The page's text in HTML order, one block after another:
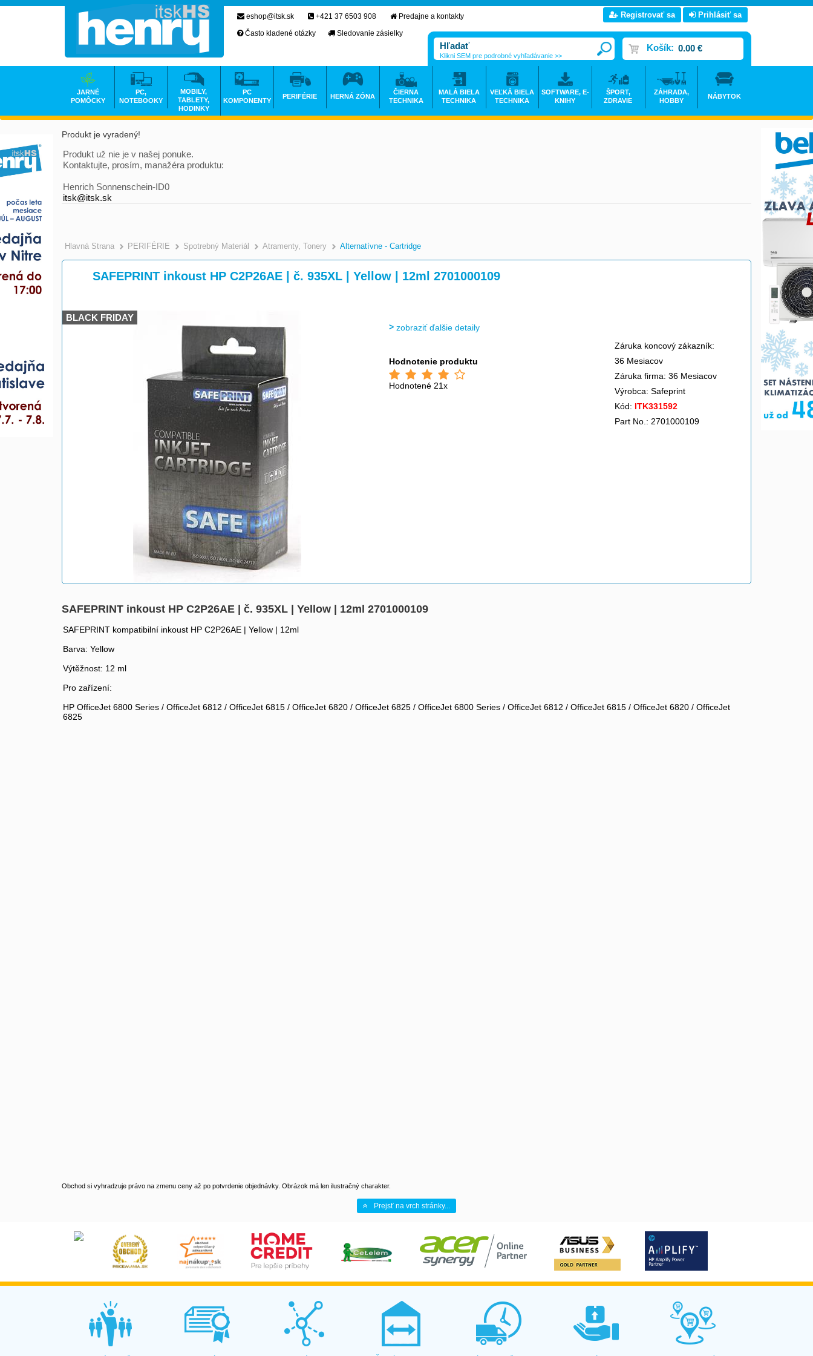
Produkt je vyradený!
Produkt už nie je v našej ponuke.
Kontaktujte, prosím, manažéra produktu:
Henrich Sonnenschein-ID0
itsk@itsk.sk
Hlavná Strana >
PERIFÉRIE >
Spotrebný Materiál >
Atramenty, Tonery >
Alternatívne - Cartridge
SAFEPRINT inkoust HP C2P26AE | č. 935XL | Yellow | 12ml 2701000109
BLACK FRIDAY
zobraziť ďalšie detaily
Hodnotenie produktu
Hodnotené 21x
Záruka koncový zákazník:
36 Mesiacov
Záruka firma: 36 Mesiacov
Výrobca: Safeprint
Kód: ITK331592
Part No.: 2701000109
SAFEPRINT inkoust HP C2P26AE | č. 935XL | Yellow | 12ml 2701000109
SAFEPRINT kompatibilní inkoust HP C2P26AE | Yellow | 12ml
Barva: Yellow
Výtěžnost: 12 ml
Pro zařízení:
HP OfficeJet 6800 Series / OfficeJet 6812 / OfficeJet 6815 / OfficeJet 6820 / OfficeJet 6825 / OfficeJet 6800 Series / OfficeJet 6812 / OfficeJet 6815 / OfficeJet 6820 / OfficeJet
6825
Obchod si vyhradzuje právo na zmenu ceny až po potvrdenie objednávky. Obrázok má len ilustračný charakter.
Prejsť na vrch stránky...
eshop@itsk.sk +421 37 6503 908
Predajne a kontakty
Často kladené otázky
Sledovanie zásielky
Registrovať sa Prihlásiť sa
Košík: 0.00 €
Klikni SEM pre podrobné vyhľadávanie >>
JARNÉ
POMÔCKY
PC,
NOTEBOOKY
MOBILY,
TABLETY,
HODINKY
PC
KOMPONENTY
PERIFÉRIE HERNÁ ZÓNA
ČIERNA
TECHNIKA
MALÁ BIELA
TECHNIKA
VEĽKÁ BIELA
TECHNIKA
SOFTWARE, E-
KNIHY
ŠPORT,
ZDRAVIE
ZÁHRADA,
HOBBY
NÁBYTOK